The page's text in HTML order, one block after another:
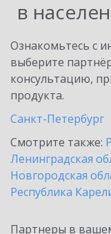
в
Ознакомьтесь с
выберите
консультацию,
продукта.
Санкт-Петербург
Смотрите также:
Ленинградская
Новгородская
Республика
Партнеры в